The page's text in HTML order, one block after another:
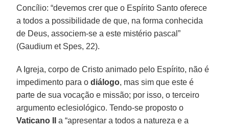
Concílio: “devemos crer que o Espírito Santo oferece
a todos a possibilidade de que, na forma conhecida
de Deus, associem-se a este mistério pascal”
(Gaudium et Spes, 22).
A Igreja, corpo de Cristo animado pelo Espírito, não é
impedimento para odiálogo, mas sim que este é
parte de sua vocação e missão; por isso, o terceiro
argumento eclesiológico. Tendo-se proposto o
Vaticano II
a “apresentar a todos a natureza e a